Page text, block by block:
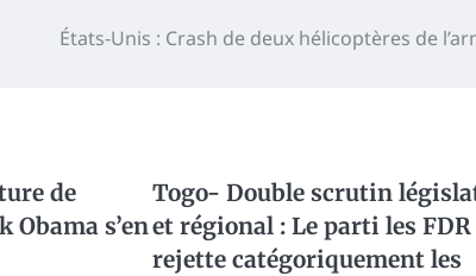
États-Unis : Crash de deux hélicoptères de
de
Obama s’en
Togo- Double scrutin
et régional : Le parti les FDR
rejette catégoriquement les